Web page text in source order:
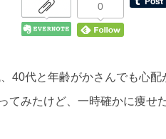
0
40代と年齢がかさんでも心配
てみたけど、一時確かに痩せ